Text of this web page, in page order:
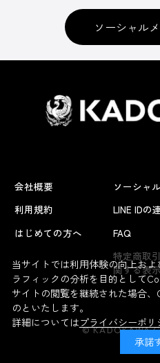
ソーシャル
会社概要
利用規約
はじめての方へ
ソーシャ
LINE IDの
FAQ
特定商取
関する表
© KADOKAWA
当サイトでは利用体験の向上お
ラフィックの分析を目的として
サイトの閲覧を継続された場合
のといたします。
詳細についてはプライバシーポリ
承諾